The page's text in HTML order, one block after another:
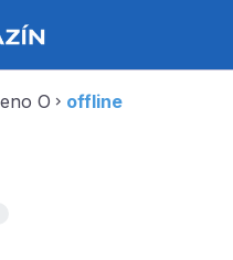
O chevron_right offline